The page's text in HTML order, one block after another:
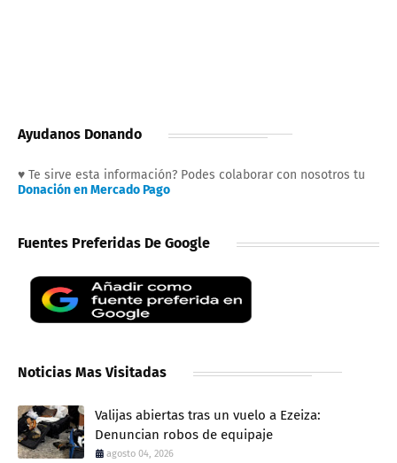
Ayudanos Donando
♥ Te sirve esta información? Podes colaborar con nosotros tu
Donación en Mercado Pago
Fuentes Preferidas De Google
Noticias Mas Visitadas
Valijas abiertas tras un vuelo a Ezeiza:
Denuncian robos de equipaje
agosto 04, 2026